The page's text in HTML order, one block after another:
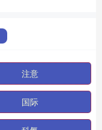
注意
国际